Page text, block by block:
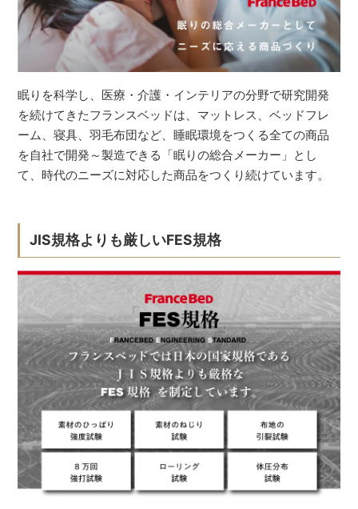
眠りを科学し、医療・介護・インテリアの分野で研究開発
を続けてきたフランスベッドは、マットレス、ベッドフレ
ーム、寝具、羽毛布団など、睡眠環境をつくる全ての商品
を自社で開発～製造できる「眠りの総合メーカー」とし
て、時代のニーズに対応した商品をつくり続けています。
JIS規格よりも厳しいFES規格